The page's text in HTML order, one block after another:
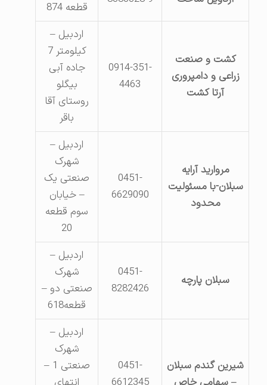
قطعه 874
کشت و صنعت
زراعی و دامپروری
آرتا کشت
0914-351-
4463
اردبیل –
کیلومتر 7
جاده آبی
بیگلو
روستای آقا
مروارید آرایه
سبلان-با مسئولیت
محدود
0451-
6629090
اردبیل –
شهرک
صنعتی یک
– خیابان
سوم قطعه
سبلان پارچه
0451-
8282426
اردبیل –
شهرک
صنعتی دو –
قطعه618
شیرین گندم سبلان
0451-
اردبیل –
شهرک
صنعتی 1 –